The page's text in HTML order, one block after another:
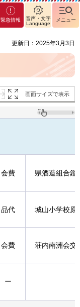
緊急情報
音声・文字
Language
メニュー
更新日：2025年3月3日
画面サイズで表示
会費 県酒造組合鑑
品代 城山小学校原
会費 荘内南洲会交
ー